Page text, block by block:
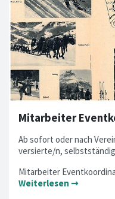
Ab sofort oder nach
versierte/n,
Mitarbeiter
Weiterlesen ➞